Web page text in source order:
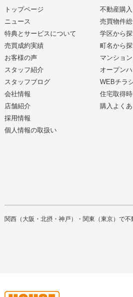
トップページ
ニュース
特典とサービスについて
売買成約実績
お客様の声
スタッフ紹介
スタッフブログ
会社情報
店舗紹介
採用情報
個人情報の取扱い
不動産購入
売買物件
学区から
町名から
マンショ
オープン
WEBチラ
住宅取得
購入よく
関西（大阪・北摂・神戸）・関東（東京）で